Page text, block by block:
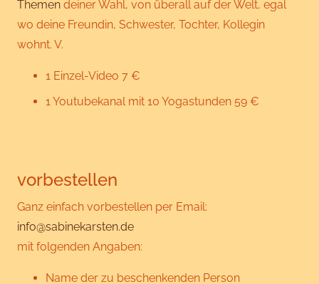
Themen deiner Wahl, von überall auf der Welt, egal
wo deine Freundin, Schwester, Tochter, Kollegin
wohnt. V.
1 Einzel-Video 7 €
1 Youtubekanal mit 10 Yogastunden 59 €
vorbestellen
Ganz einfach vorbestellen per Email:
info@sabinekarsten.de
mit folgenden Angaben:
Name der zu beschenkenden Person